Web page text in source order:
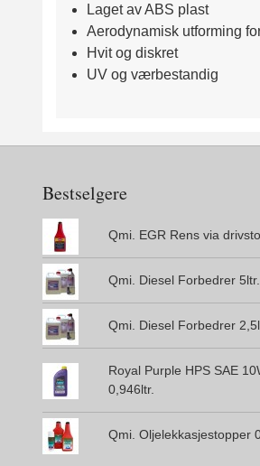
Laget av ABS plast
Aerodynamisk utforming
Hvit og diskret
UV og værbestandig
Bestselgere
Qmi. EGR Rens via
Qmi. Diesel Forbedrer 5ltr.
Qmi. Diesel Forbedrer
Royal Purple HPS SAE
0,946ltr.
Qmi. Oljelekkasjestopper